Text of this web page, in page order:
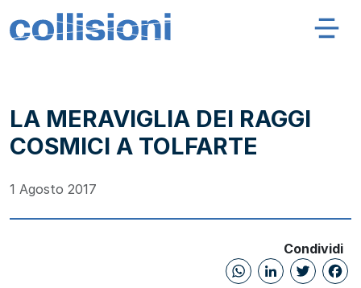
Salta al contenuto
Navigazione principale
LA MERAVIGLIA DEI RAGGI
COSMICI A TOLFARTE
1 Agosto 2017
Condividi